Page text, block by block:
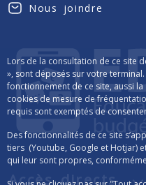
Lors de la consultation de ce site
», sont déposés sur votre
fonctionnement de ce site, aussi
cookies de mesure de
requis sont exemptés de
Des fonctionnalités de ce site
tiers (Youtube, Google et Hotjar)
qui leur sont propres,
Nous joindre
Accès directs